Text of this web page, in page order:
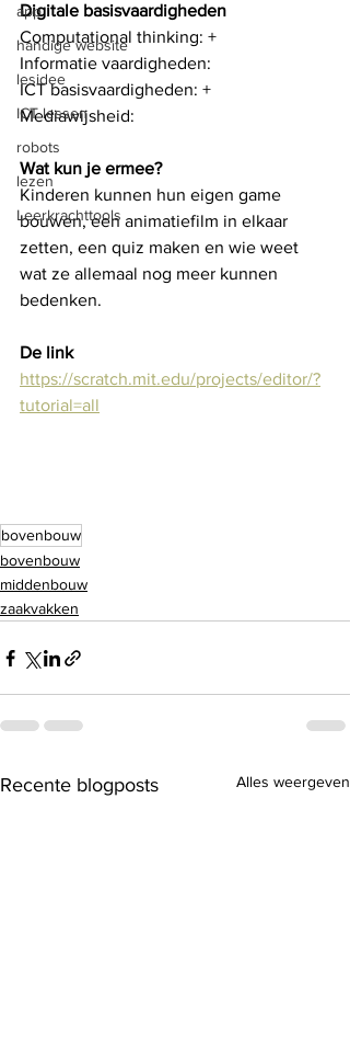
app
handige website
lesidee
ICT lessen
robots
lezen
Leerkrachttools
Digitale basisvaardigheden
Computational thinking: +
Informatie vaardigheden:
ICT basisvaardigheden: +
Mediawijsheid:
Wat kun je ermee?
Kinderen kunnen hun eigen game
bouwen, een animatiefilm in elkaar
zetten, een quiz maken en wie weet
wat ze allemaal nog meer kunnen
bedenken.
De link
https://scratch.mit.edu/projects/editor/?
tutorial=all
bovenbouw
bovenbouw
middenbouw
zaakvakken
Recente blogposts Alles weergeven